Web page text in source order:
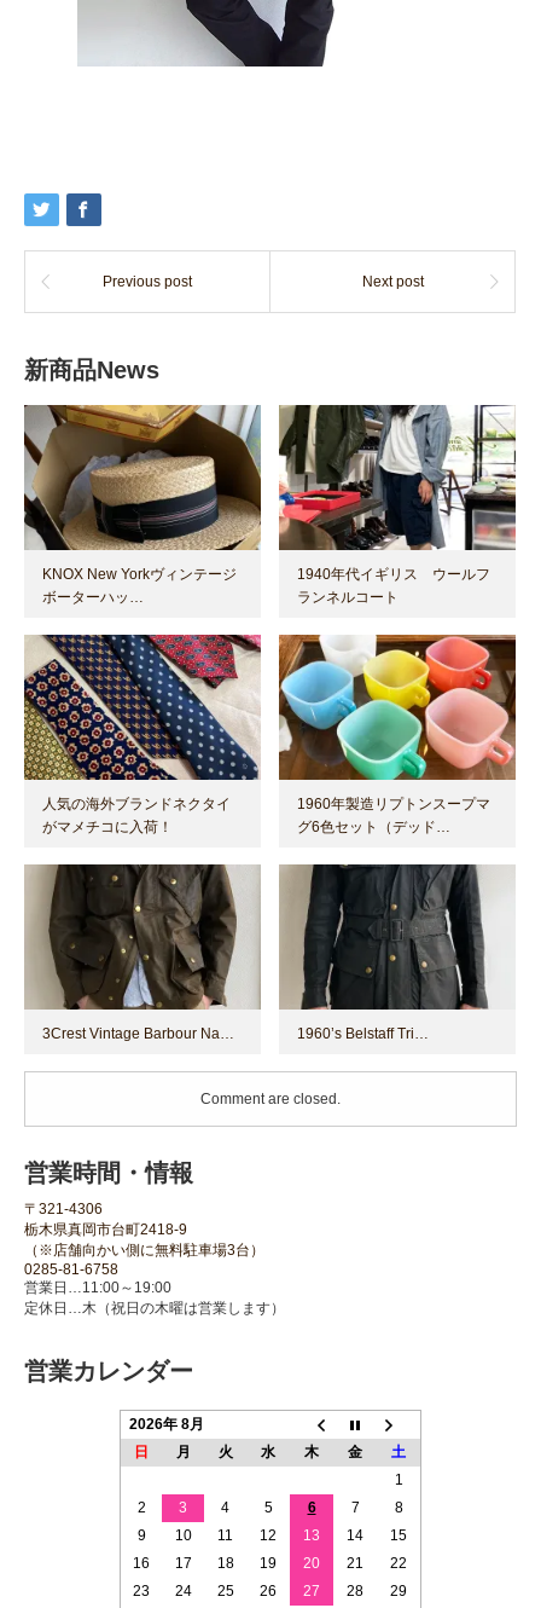
Previous post Next post
新商品News
KNOX New Yorkヴィンテージ
ボーターハッ…
1940年代イギリス ウールフ
ランネルコート
人気の海外ブランドネクタイ
がマメチコに入荷！
1960年製造リプトンスープマ
グ6色セット（デッド…
3Crest Vintage Barbour Na… 1960’s Belstaff Tri…
Comment are closed.
営業時間・情報
〒321-4306
栃木県真岡市台町2418-9
（※店舗向かい側に無料駐車場3台）
0285-81-6758
営業日…11:00～19:00
定休日…木（祝日の木曜は営業します）
営業カレンダー
2026年 8月
日
月 火 水 木 金
土
1
2
3 4 5 6 7
8
9
10 11 12 13 14
15
16
17 18 19 20 21
22
23
24 25 26 27 28
29